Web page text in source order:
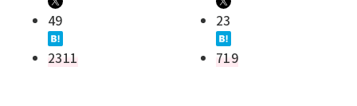
49
2311
23
719